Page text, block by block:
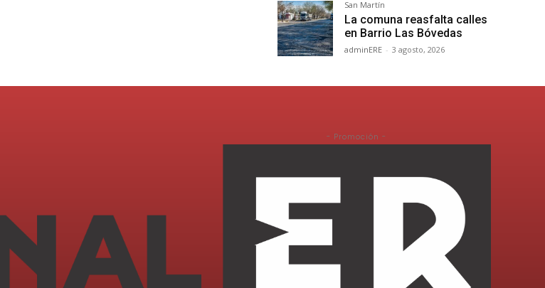
San Martín
La comuna reasfalta calles
en Barrio Las Bóvedas
adminERE - 3 agosto, 2026
- Promoción -